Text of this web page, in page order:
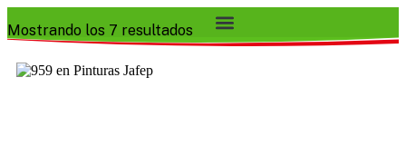
Mostrando los 7 resultados